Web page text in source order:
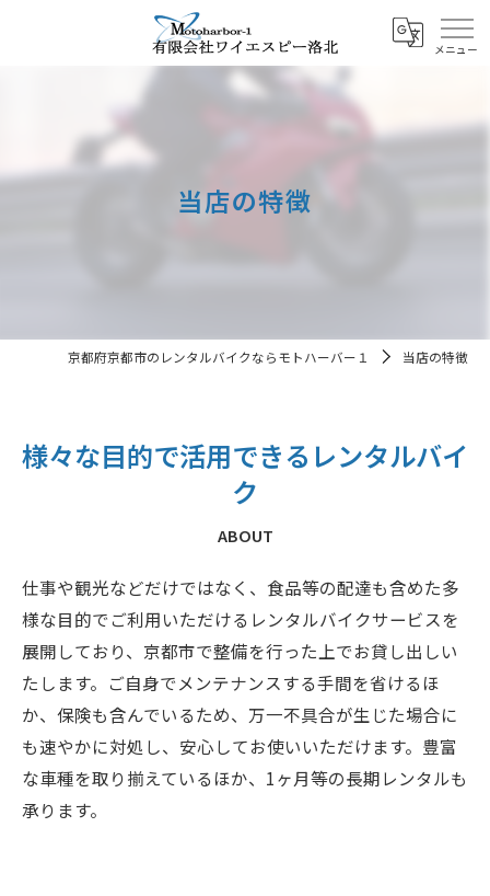
当店の特徴
京都府京都市のレンタルバイクならモトハーバー１ 当店の特徴
様々な目的で活用できるレンタルバイ
ク
ABOUT
仕事や観光などだけではなく、食品等の配達も含めた多
様な目的でご利用いただけるレンタルバイクサービスを
展開しており、京都市で整備を行った上でお貸し出しい
たします。ご自身でメンテナンスする手間を省けるほ
か、保険も含んでいるため、万一不具合が生じた場合に
も速やかに対処し、安心してお使いいただけます。豊富
な車種を取り揃えているほか、1ヶ月等の長期レンタルも
承ります。